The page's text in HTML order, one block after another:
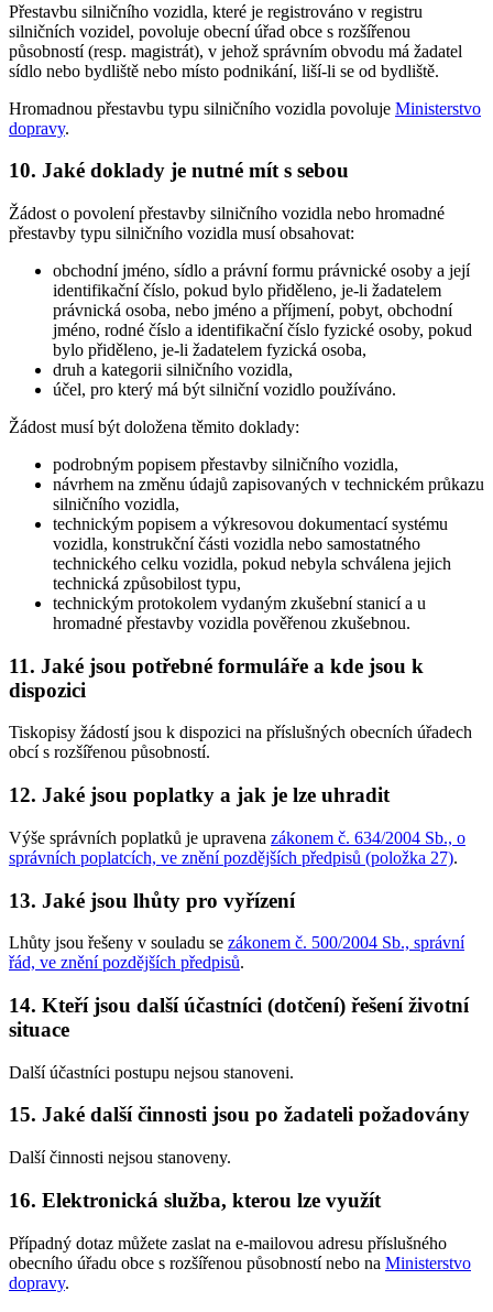
Přestavbu silničního vozidla, které je registrováno v registru
silničních vozidel, povoluje obecní úřad obce s rozšířenou
působností (resp. magistrát), v jehož správním obvodu má žadatel
sídlo nebo bydliště nebo místo podnikání, liší-li se od bydliště.
Hromadnou přestavbu typu silničního vozidla povoluje Ministerstvo
dopravy.
10. Jaké doklady je nutné mít s sebou
Žádost o povolení přestavby silničního vozidla nebo hromadné
přestavby typu silničního vozidla musí obsahovat:
obchodní jméno, sídlo a právní formu právnické osoby a její
identifikační číslo, pokud bylo přiděleno, je-li žadatelem
právnická osoba, nebo jméno a příjmení, pobyt, obchodní
jméno, rodné číslo a identifikační číslo fyzické osoby, pokud
bylo přiděleno, je-li žadatelem fyzická osoba,
druh a kategorii silničního vozidla,
účel, pro který má být silniční vozidlo používáno.
Žádost musí být doložena těmito doklady:
podrobným popisem přestavby silničního vozidla,
návrhem na změnu údajů zapisovaných v technickém průkazu
silničního vozidla,
technickým popisem a výkresovou dokumentací systému
vozidla, konstrukční části vozidla nebo samostatného
technického celku vozidla, pokud nebyla schválena jejich
technická způsobilost typu,
technickým protokolem vydaným zkušební stanicí a u
hromadné přestavby vozidla pověřenou zkušebnou.
11. Jaké jsou potřebné formuláře a kde jsou k
dispozici
Tiskopisy žádostí jsou k dispozici na příslušných obecních úřadech
obcí s rozšířenou působností.
12. Jaké jsou poplatky a jak je lze uhradit
Výše správních poplatků je upravena zákonem č. 634/2004 Sb., o
správních poplatcích, ve znění pozdějších předpisů (položka 27).
13. Jaké jsou lhůty pro vyřízení
Lhůty jsou řešeny v souladu se zákonem č. 500/2004 Sb., správní
řád, ve znění pozdějších předpisů.
14. Kteří jsou další účastníci (dotčení) řešení životní
situace
Další účastníci postupu nejsou stanoveni.
15. Jaké další činnosti jsou po žadateli požadovány
Další činnosti nejsou stanoveny.
16. Elektronická služba, kterou lze využít
Případný dotaz můžete zaslat na e-mailovou adresu příslušného
obecního úřadu obce s rozšířenou působností nebo na Ministerstvo
dopravy.